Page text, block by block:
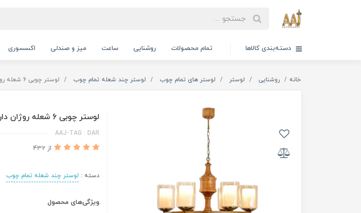
دسته‌بندی کالاها تمام محصولات روشنایی ساعت میز و صندلی اکسسوری
خانه روشنایی لوستر لوستر های تمام چوب لوستر چند شعله تمام چوب لوستر چوبی 6 شعله روژان دارکار
لوستر چوبی 6 شعله روژان دارکار
AAJ-TAG : DAR
از 432
دسته : لوستر چند شعله تمام چوب
ویژگی‌های محصول